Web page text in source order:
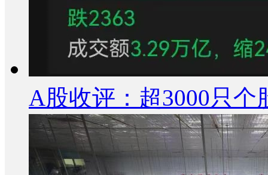
A股收评：超3000只个